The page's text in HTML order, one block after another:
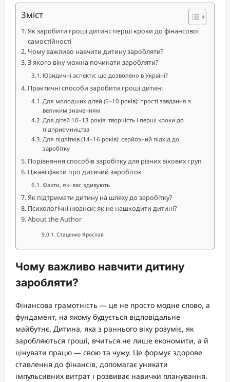
Зміст
Як заробити гроші дитині: перші кроки до фінансової
самостійності
Чому важливо навчити дитину заробляти?
З якого віку можна починати заробляти?
Юридичні аспекти: що дозволено в Україні?
Практичні способи заробити гроші дитині
Для молодших дітей (6–10 років): прості завдання з
великим значенням
Для дітей 10–13 років: творчість і перші кроки до
підприємництва
Для підлітків (14–16 років): серйозний підхід до
заробітку
Порівняння способів заробітку для різних вікових груп
Цікаві факти про дитячий заробіток
Факти, які вас здивують
Як підтримати дитину на шляху до заробітку?
Психологічні нюанси: як не нашкодити дитині?
About the Author
Стаценко Ярослав
Чому важливо навчити дитину
заробляти?
Фінансова грамотність — це не просто модне слово, а
фундамент, на якому будується відповідальне
майбутнє. Дитина, яка з раннього віку розуміє, як
заробляються гроші, вчиться не лише економити, а й
цінувати працю — свою та чужу. Це формує здорове
ставлення до фінансів, допомагає уникати
імпульсивних витрат і розвиває навички планування.